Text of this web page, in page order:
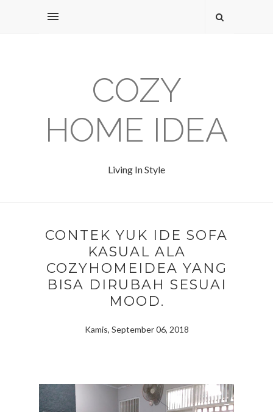
COZY
HOME IDEA
Living In Style
CONTEK YUK IDE SOFA
KASUAL ALA
COZYHOMEIDEA YANG
BISA DIRUBAH SESUAI
MOOD.
Kamis, September 06, 2018